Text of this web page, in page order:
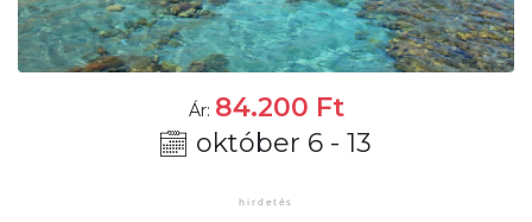
Ár: 84.200 Ft
október 6 - 13